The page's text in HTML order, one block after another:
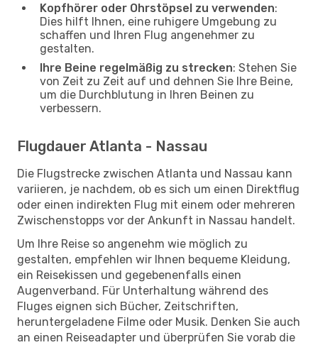
Kopfhörer oder Ohrstöpsel zu verwenden:
Dies hilft Ihnen, eine ruhigere Umgebung zu
schaffen und Ihren Flug angenehmer zu
gestalten.
Ihre Beine regelmäßig zu strecken: Stehen Sie
von Zeit zu Zeit auf und dehnen Sie Ihre Beine,
um die Durchblutung in Ihren Beinen zu
verbessern.
Flugdauer Atlanta - Nassau
Die Flugstrecke zwischen Atlanta und Nassau kann
variieren, je nachdem, ob es sich um einen Direktflug
oder einen indirekten Flug mit einem oder mehreren
Zwischenstopps vor der Ankunft in Nassau handelt.
Um Ihre Reise so angenehm wie möglich zu
gestalten, empfehlen wir Ihnen bequeme Kleidung,
ein Reisekissen und gegebenenfalls einen
Augenverband. Für Unterhaltung während des
Fluges eignen sich Bücher, Zeitschriften,
heruntergeladene Filme oder Musik. Denken Sie auch
an einen Reiseadapter und überprüfen Sie vorab die